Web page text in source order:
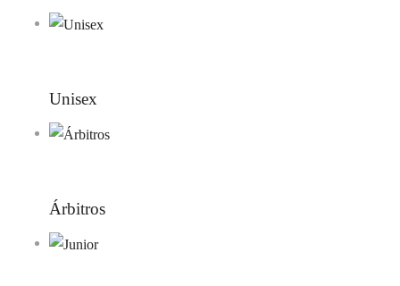
Unisex
Árbitros